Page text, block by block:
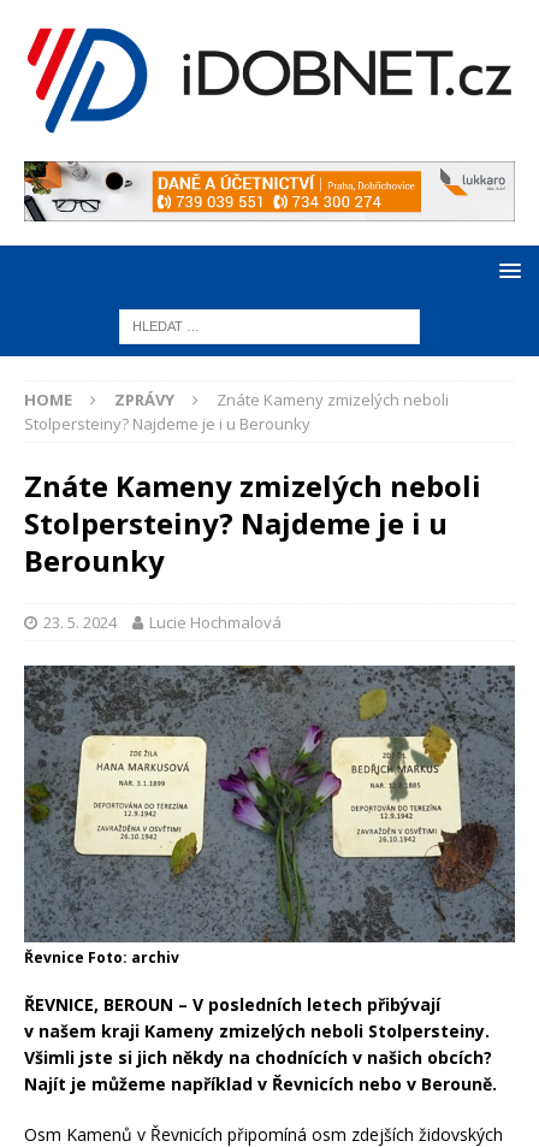
HOME ZPRÁVY
Znáte Kameny zmizelých neboli
Stolpersteiny? Najdeme je i u Berounky
Znáte Kameny zmizelých neboli
Stolpersteiny? Najdeme je i u
Berounky
23. 5. 2024 Lucie Hochmalová
Řevnice Foto: archiv
ŘEVNICE, BEROUN – V posledních letech přibývají
v našem kraji Kameny zmizelých neboli Stolpersteiny.
Všimli jste si jich někdy na chodnících v našich obcích?
Najít je můžeme například v Řevnicích nebo v Berouně.
Osm Kamenů v Řevnicích připomíná osm zdejších židovských